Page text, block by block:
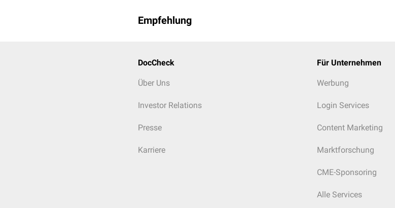
Empfehlung
DocCheck
Über Uns
Investor Relations
Presse
Karriere
Für Unternehmen
Werbung
Login Services
Content Marketing
Marktforschung
CME-Sponsoring
Alle Services